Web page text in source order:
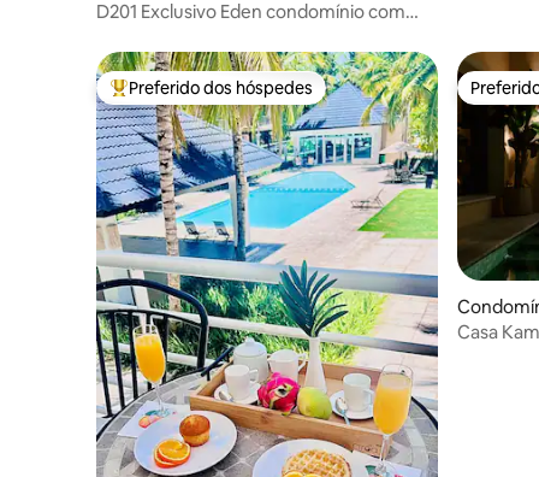
D201 Exclusivo Eden condomínio com
Entre os melhores preferidos dos hóspedes
Preferido dos hóspedes
Casa